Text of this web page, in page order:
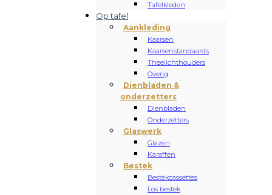
Tafelkleden
Op tafel
Aankleding
Kaarsen
Kaarsenstandaards
Theelichthouders
Overig
Dienbladen &
onderzetters
Dienbladen
Onderzetters
Glaswerk
Glazen
Karaffen
Bestek
Bestekcassettes
Los bestek